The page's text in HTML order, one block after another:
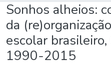
Sonhos alheios:
da
escolar
1990-2015